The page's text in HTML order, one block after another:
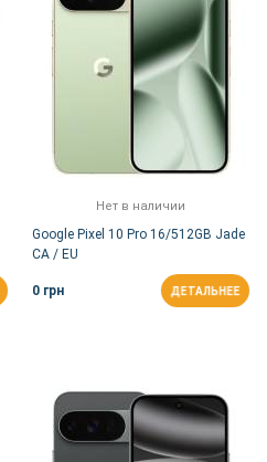
Нет в наличии
Google Pixel 10 Pro 16/512GB Jade
CA / EU
0 грн ДЕТАЛЬНЕЕ